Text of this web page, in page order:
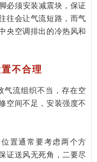
必须安装减震块，保证
往会让气流短路，而气
央空调排出的冷热风和
不合理
流组织不当，存在空
空间不足，安装强度不
置通常要考虑两个方
证送风无死角，二要尽